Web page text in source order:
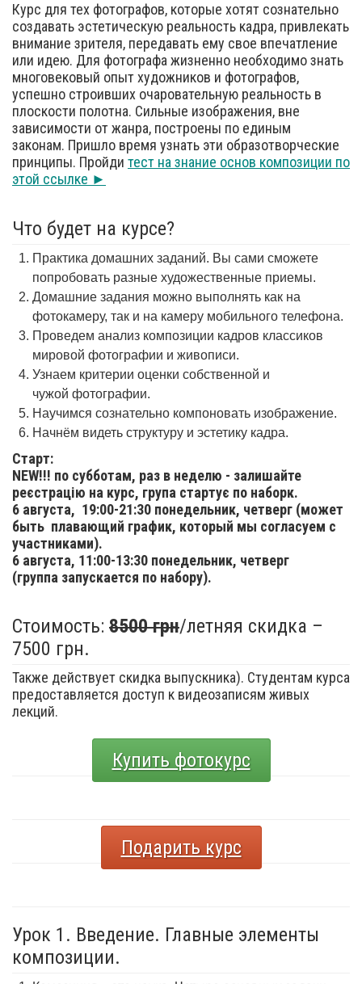
Курс для тех фотографов, которые хотят сознательно
создавать эстетическую реальность кадра, привлекать
внимание зрителя, передавать ему свое впечатление
или идею. Для фотографа жизненно необходимо знать
многовековый опыт художников и фотографов,
успешно строивших очаровательную реальность в
плоскости полотна. Сильные изображения, вне
зависимости от жанра, построены по единым
законам. Пришло время узнать эти образотворческие
принципы. Пройди тест на знание основ композиции по
этой ссылке ►
Что будет на курсе?
Практика домашних заданий. Вы сами сможете
попробовать разные художественные приемы.
Домашние задания можно выполнять как на
фотокамеру, так и на камеру мобильного телефона.
Проведем анализ композиции кадров классиков
мировой фотографии и живописи.
Узнаем критерии оценки собственной и
чужой фотографии.
Научимся сознательно компоновать изображение.
Начнём видеть структуру и эстетику кадра.
Старт:
NEW!!! по субботам, раз в неделю - залишайте
реєстрацію на курс, група стартує по наборк.
6 августа, 19:00-21:30 понедельник, четверг (может
быть плавающий график, который мы согласуем с
участниками).
6 августа, 11:00-13:30 понедельник, четверг
(группа запускается по набору).
Стоимость: 8500 грн/летняя скидка –
7500 грн.
Также действует скидка выпускника). Студентам курса
предоставляется доступ к видеозаписям живых
лекций.
Купить фотокурс
Подарить курс
Урок 1. Введение. Главные элементы
композиции.